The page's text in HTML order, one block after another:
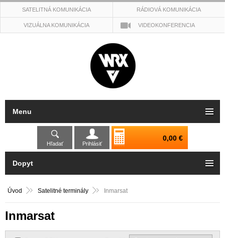
SATELITNÁ KOMUNIKÁCIA RÁDIOVÁ KOMUNIKÁCIA
VIZUÁLNA KOMUNIKÁCIA VIDEOKONFERENCIA
Hľadať Prihlásiť
0,00 €
Úvod Satelitné terminály Inmarsat
Inmarsat
Dopyt
Menu